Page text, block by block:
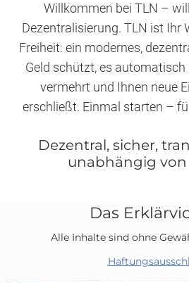
Willkommen bei TLN –
Dezentralisierung. TLN ist Ihr
Freiheit: ein modernes,
Geld schützt, es
vermehrt und Ihnen neue
erschließt. Einmal starten –
Dezentral, sicher,
unabhängig von
Das
Alle Inhalte sind ohne